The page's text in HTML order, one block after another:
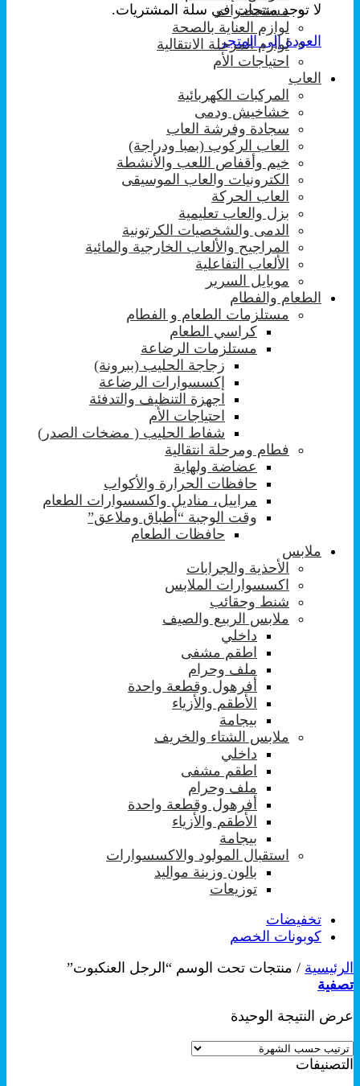
لا توجد منتجات في سلة المشتريات.
العودة إلى المتجر
مستحضرات
لوازم العناية بالصحة
لوازم المرحلة الانتقالية
احتياجات الأم
العاب
المركبات الكهربائية
خشاخيش ودمى
سجادة وفرشة العاب
العاب الركوب (بمبا ودراجة)
خيم وأقفاص اللعب والأنشطة
الكترونيات والعاب الموسيقى
العاب الحركة
بزل والعاب تعليمية
الدمى والشخصيات الكرتونية
المراجيح والألعاب الخارجية والمائية
الألعاب التفاعلية
موبايل السرير
الطعام والفطام
مستلزمات الطعام و الفطام
كراسي الطعام
مستلزمات الرضاعة
زجاجة الحليب (ببرونة)
إكسسوارات الرضاعة
اجهزة التنظيف والتدفئة
احتياجات الأم
شفاط الحليب ( مضخات الصدر)
فطام ومرحلة انتقالية
عضاضة ولهاية
حافظات الحرارة والأكواب
مراييل، مناديل واكسسوارات الطعام
وقت الوجبة “أطباق وملاعق”
حافظات الطعام
ملابس
الأحذية والجرابات
اكسسوارات الملابس
شنط وحقائب
ملابس الربيع والصيف
داخلي
اطقم مشفى
ملف وحرام
أفرهول وقطعة واحدة
الأطقم والأزياء
بيجامة
ملابس الشتاء والخريف
داخلي
اطقم مشفى
ملف وحرام
أفرهول وقطعة واحدة
الأطقم والأزياء
بيجامة
استقبال المولود والاكسسوارات
بالون وزينة مواليد
توزيعات
تخفيضات
كوبونات الخصم
الرئيسية / منتجات تحت الوسم “الرجل العنكبوت”
تصفية
عرض النتيجة الوحيدة
التصنيفات